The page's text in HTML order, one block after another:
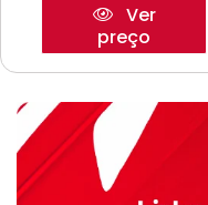
Ver
preço